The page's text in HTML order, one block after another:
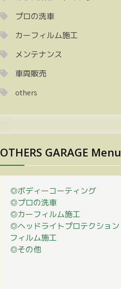
プロの洗車
カーフィルム施工
メンテナンス
車両販売
others
OTHERS GARAGE Menu
◎ボディーコーティング
◎プロの洗車
◎カーフィルム施工
◎ヘッドライトプロテクション
フィルム施工
◎その他